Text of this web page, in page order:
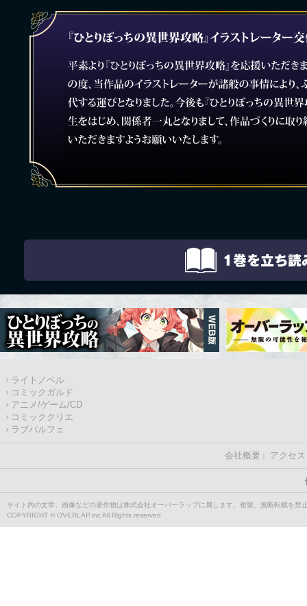
ライトノベル
コミックガルド
アニメ/ゲーム/CD
コミッククリエ
ラブパルフェ
会社概要 アクセス
サイト内の文章、画像などの著作物は株式会社オーバーラップに属します。複製、無断転載を禁
COPYRIGHT © OVERLAP,inc All Rights reserved